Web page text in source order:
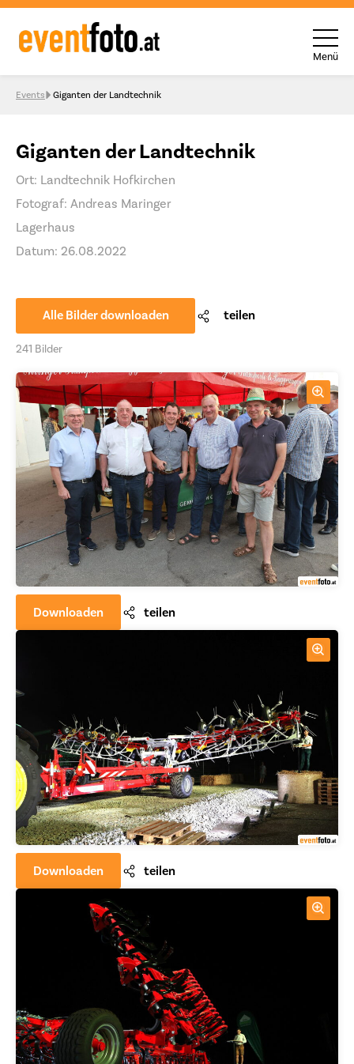
Skip to content
Menü
Events Giganten der Landtechnik
Giganten der Landtechnik
Ort: Landtechnik Hofkirchen
Fotograf: Andreas Maringer
Lagerhaus
Datum: 26.08.2022
Alle Bilder downloaden teilen
241 Bilder
Downloaden teilen
Downloaden teilen